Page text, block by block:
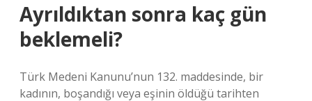
Ayrıldıktan sonra kaç gün
beklemeli?
Türk Medeni Kanunu’nun 132. maddesinde, bir
kadının, boşandığı veya eşinin öldüğü tarihten